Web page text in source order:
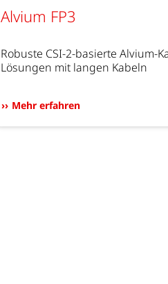
Alvium FP3
Robuste CSI-2-basierte Alvium-
Lösungen mit langen Kabeln
Mehr erfahren